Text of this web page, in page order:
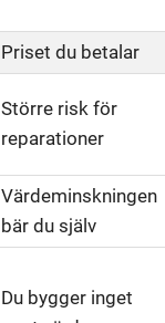
Priset du betalar
Större risk för
reparationer
Värdeminskningen
bär du själv
Du bygger inget